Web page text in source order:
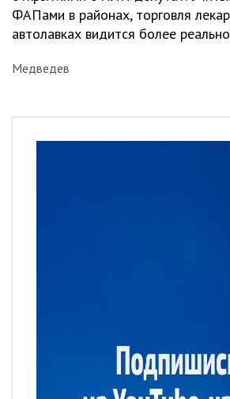
ФАПами в районах, торговля
автолавках видится более
Медведев